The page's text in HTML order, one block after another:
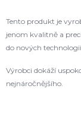
Tento produkt je
jenom kvalitně a
do nových
Výrobci dokáží
nejnáročnějšího.